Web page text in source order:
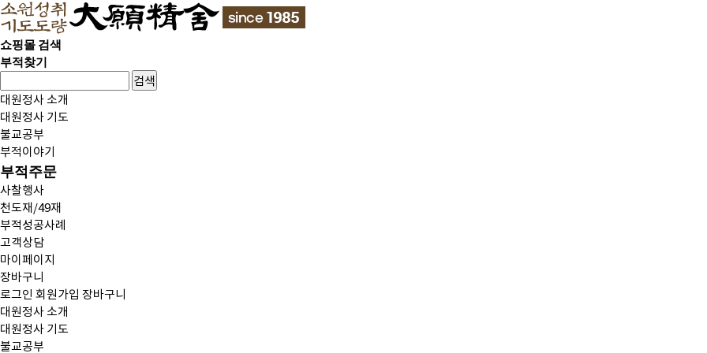
쇼핑몰 검색
부적찾기
검색
대원정사 소개
대원정사 기도
불교공부
부적이야기
부적주문
사찰행사
천도재/49재
부적성공사례
고객상담
마이페이지
장바구니
로그인 회원가입 장바구니
대원정사 소개
대원정사 기도
불교공부